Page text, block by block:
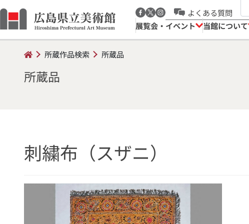
よくある質問
展覧会・イベント
当館について
所蔵作品検索 所蔵品
所蔵品
刺繍布（スザニ）